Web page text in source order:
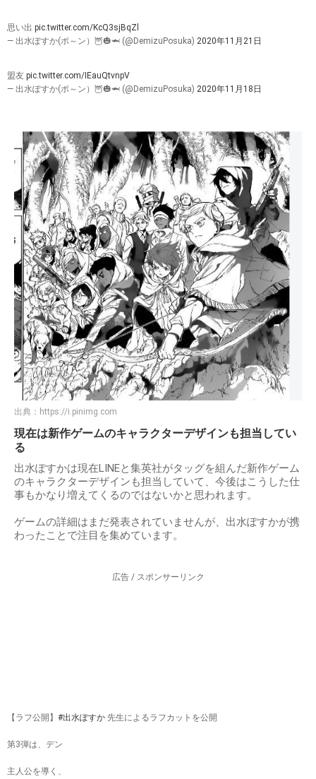
思い出 pic.twitter.com/KcQ3sjBqZl
— 出水ぽすか(ポ～ン）🦉🎃🦈 (@DemizuPosuka) 2020年11月21日
盟友 pic.twitter.com/IEauQtvnpV
— 出水ぽすか(ポ～ン）🦉🎃🦈 (@DemizuPosuka) 2020年11月18日
出典： https://i.pinimg.com
現在は新作ゲームのキャラクターデザインも担当してい
る
出水ぽすかは現在LINEと集英社がタッグを組んだ新作ゲーム
のキャラクターデザインも担当していて、今後はこうした仕
事もかなり増えてくるのではないかと思われます。
ゲームの詳細はまだ発表されていませんが、出水ぽすかが携
わったことで注目を集めています。
広告 / スポンサーリンク
【ラフ公開】 #出水ぽすか 先生によるラフカットを公開
第3弾は、デン
主人公を導く、